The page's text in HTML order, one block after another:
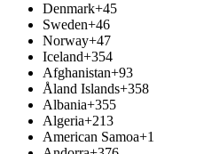
Denmark+45
Sweden+46
Norway+47
Iceland+354
Afghanistan+93
Åland Islands+358
Albania+355
Algeria+213
American Samoa+1